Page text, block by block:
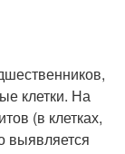
клетки. На
(в клетках,
выявляется